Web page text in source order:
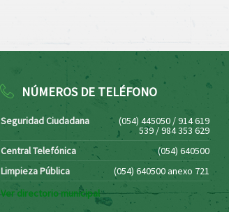
NÚMEROS DE TELÉFONO
Seguridad Ciudadana (054) 445050 / 914 619
539 / 984 353 629
Central Telefónica
(054) 640500
Limpieza Pública
(054) 640500 anexo 721
Ver directorio municipal